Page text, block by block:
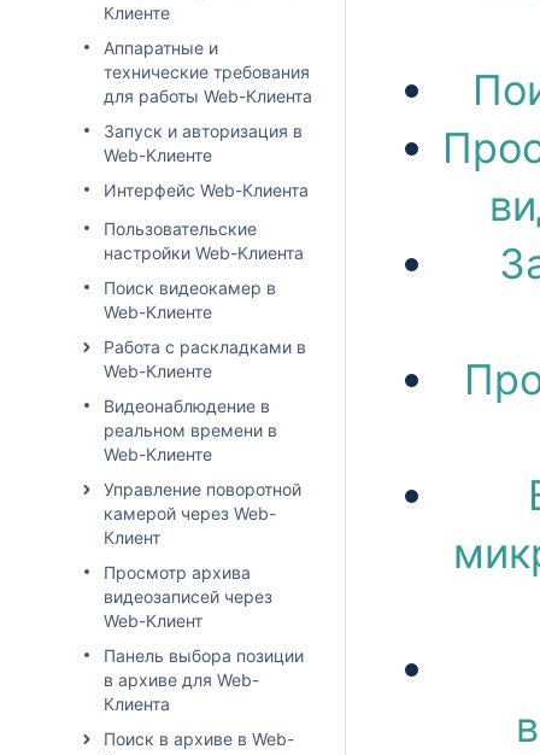
Клиенте
Аппаратные и
технические требования
для работы Web-Клиента
Запуск и авторизация в
Web-Клиенте
Интерфейс Web-Клиента
Пользовательские
настройки Web-Клиента
Поиск видеокамер в
Web-Клиенте
Работа с раскладками в
Web-Клиенте
Видеонаблюдение в
реальном времени в
Web-Клиенте
Управление поворотной
камерой через Web-
Клиент
Просмотр архива
видеозаписей через
Web-Клиент
Панель выбора позиции
в архиве для Web-
Клиента
Поиск в архиве в Web-